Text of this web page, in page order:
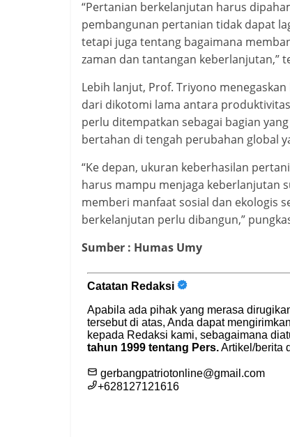
“Pertanian berkelanjutan harus
pembangunan pertanian tidak dapat
tetapi juga tentang bagaimana
zaman dan tantangan keberlanjutan,”
Lebih lanjut, Prof. Triyono
dari dikotomi lama antara
perlu ditempatkan sebagai bagian
bertahan di tengah perubahan global
“Ke depan, ukuran keberhasilan
harus mampu menjaga keberlanjutan
memberi manfaat sosial dan ekologis
berkelanjutan perlu dibangun,”
Sumber : Humas Umy